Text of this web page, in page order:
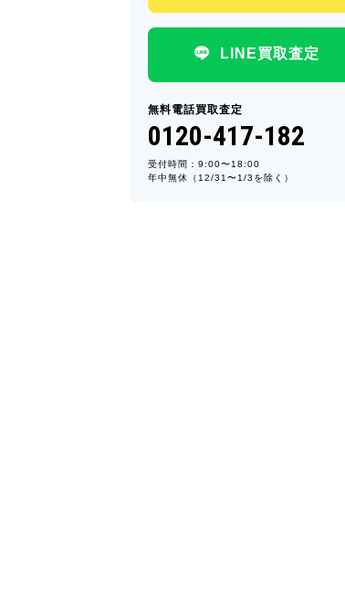
LINE買取査定
無料電話買取査定
0120-417-182
受付時間：9:00〜18:00
年中無休（12/31〜1/3を除く）